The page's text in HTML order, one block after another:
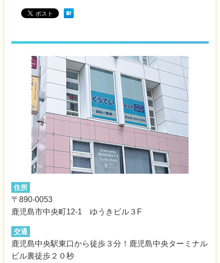
住所
〒890-0053
鹿児島市中央町12-1 ゆうきビル３F
交通
鹿児島中央駅東口から徒歩３分！鹿児島中央ターミナル
ビル裏徒歩２０秒